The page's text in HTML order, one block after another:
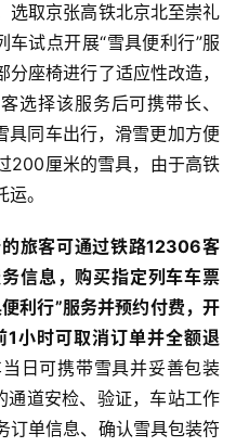
选取京张高铁北京北至崇礼
试点开展“雪具便利行”服
座椅进行了适应性改造，
选择该服务后可携带长、
具同车出行，滑雪更加方便
200厘米的雪具，由于高铁
。
旅客可通过铁路12306客
信息，购买指定列车车票
利行”服务并预约付费，开
小时可取消订单并全额退
日可携带雪具并妥善包装
通道安检、验证，车站工作
订单信息、确认雪具包装符